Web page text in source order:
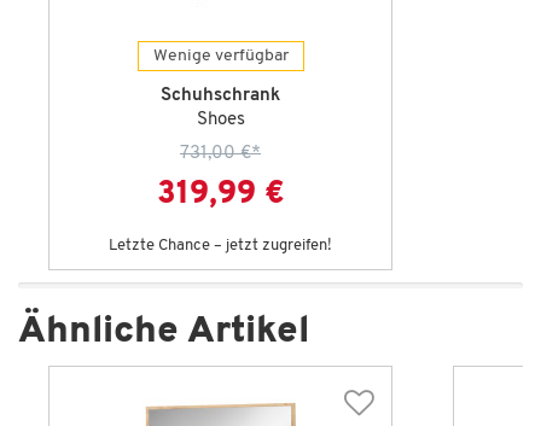
Wenige verfügbar
Schuhschrank
Shoes
731,00 €*
319,99 €
Letzte Chance – jetzt zugreifen!
Ähnliche Artikel